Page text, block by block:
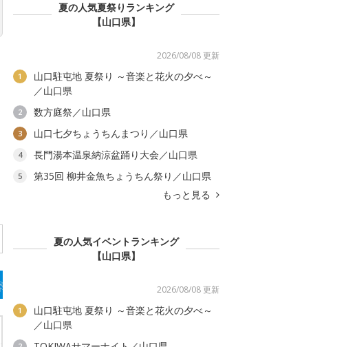
夏の人気夏祭りランキング
【山口県】
2026/08/08 更新
1
山口駐屯地 夏祭り ～音楽と花火の夕べ～
／山口県
2 数方庭祭／山口県
3 山口七夕ちょうちんまつり／山口県
4 長門湯本温泉納涼盆踊り大会／山口県
5
第35回 柳井金魚ちょうちん祭り／山口県
もっと見る
夏の人気イベントランキング
【山口県】
2026/08/08 更新
1
山口駐屯地 夏祭り ～音楽と花火の夕べ～
／山口県